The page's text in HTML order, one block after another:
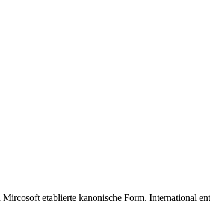
etablierte kanonische Form. International